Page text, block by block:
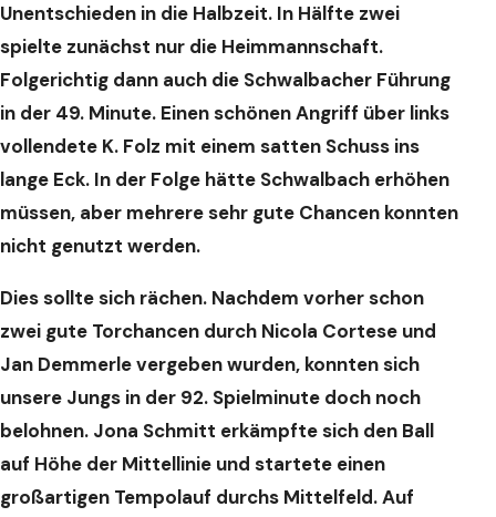
Unentschieden in die Halbzeit. In Hälfte zwei
spielte zunächst nur die Heimmannschaft.
Folgerichtig dann auch die Schwalbacher Führung
in der 49. Minute. Einen schönen Angriff über links
vollendete K. Folz mit einem satten Schuss ins
lange Eck. In der Folge hätte Schwalbach erhöhen
müssen, aber mehrere sehr gute Chancen konnten
nicht genutzt werden.
Dies sollte sich rächen. Nachdem vorher schon
zwei gute Torchancen durch Nicola Cortese und
Jan Demmerle vergeben wurden, konnten sich
unsere Jungs in der 92. Spielminute doch noch
belohnen. Jona Schmitt erkämpfte sich den Ball
auf Höhe der Mittellinie und startete einen
großartigen Tempolauf durchs Mittelfeld. Auf